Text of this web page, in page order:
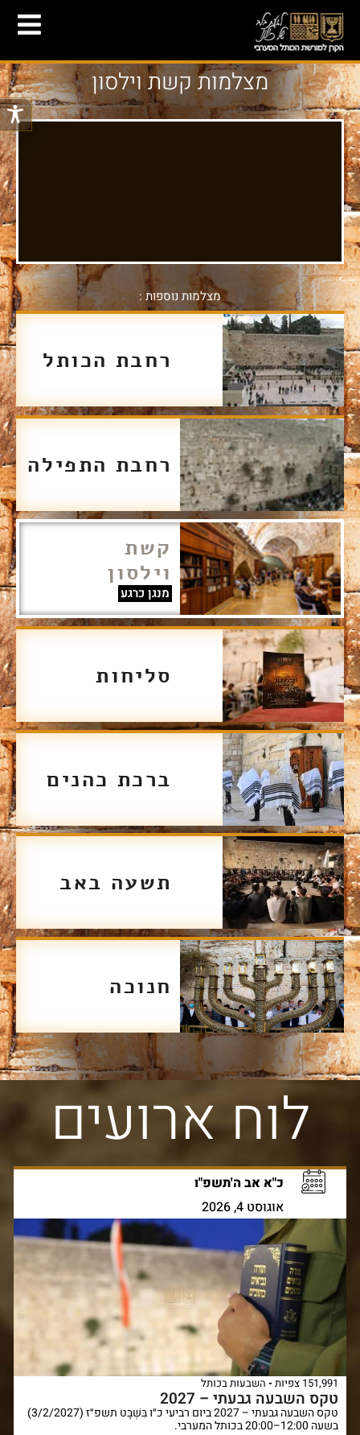
מצלמות קשת וילסון
מצלמות נוספות :
רחבת הכותל
רחבת התפילה
קשת
וילסון
מנגן כרגע
סליחות
ברכת כהנים
תשעה באב
חנוכה
לוח ארועים
כ"א אב ה'תשפ"ו
אוגוסט 4, 2026
151,991 צפיות השבעות בכותל
טקס השבעה גבעתי – 2027
טקס השבעה גבעתי – 2027 ביום רביעי כ״ו בִּשְׁבָט תשפ״ז (3/2/2027)
בשעה 12:00–20:00 בכותל המערבי.